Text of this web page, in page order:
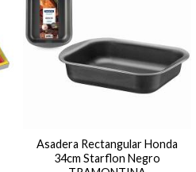
Asadera Rectangular Honda
34cm Starflon Negro